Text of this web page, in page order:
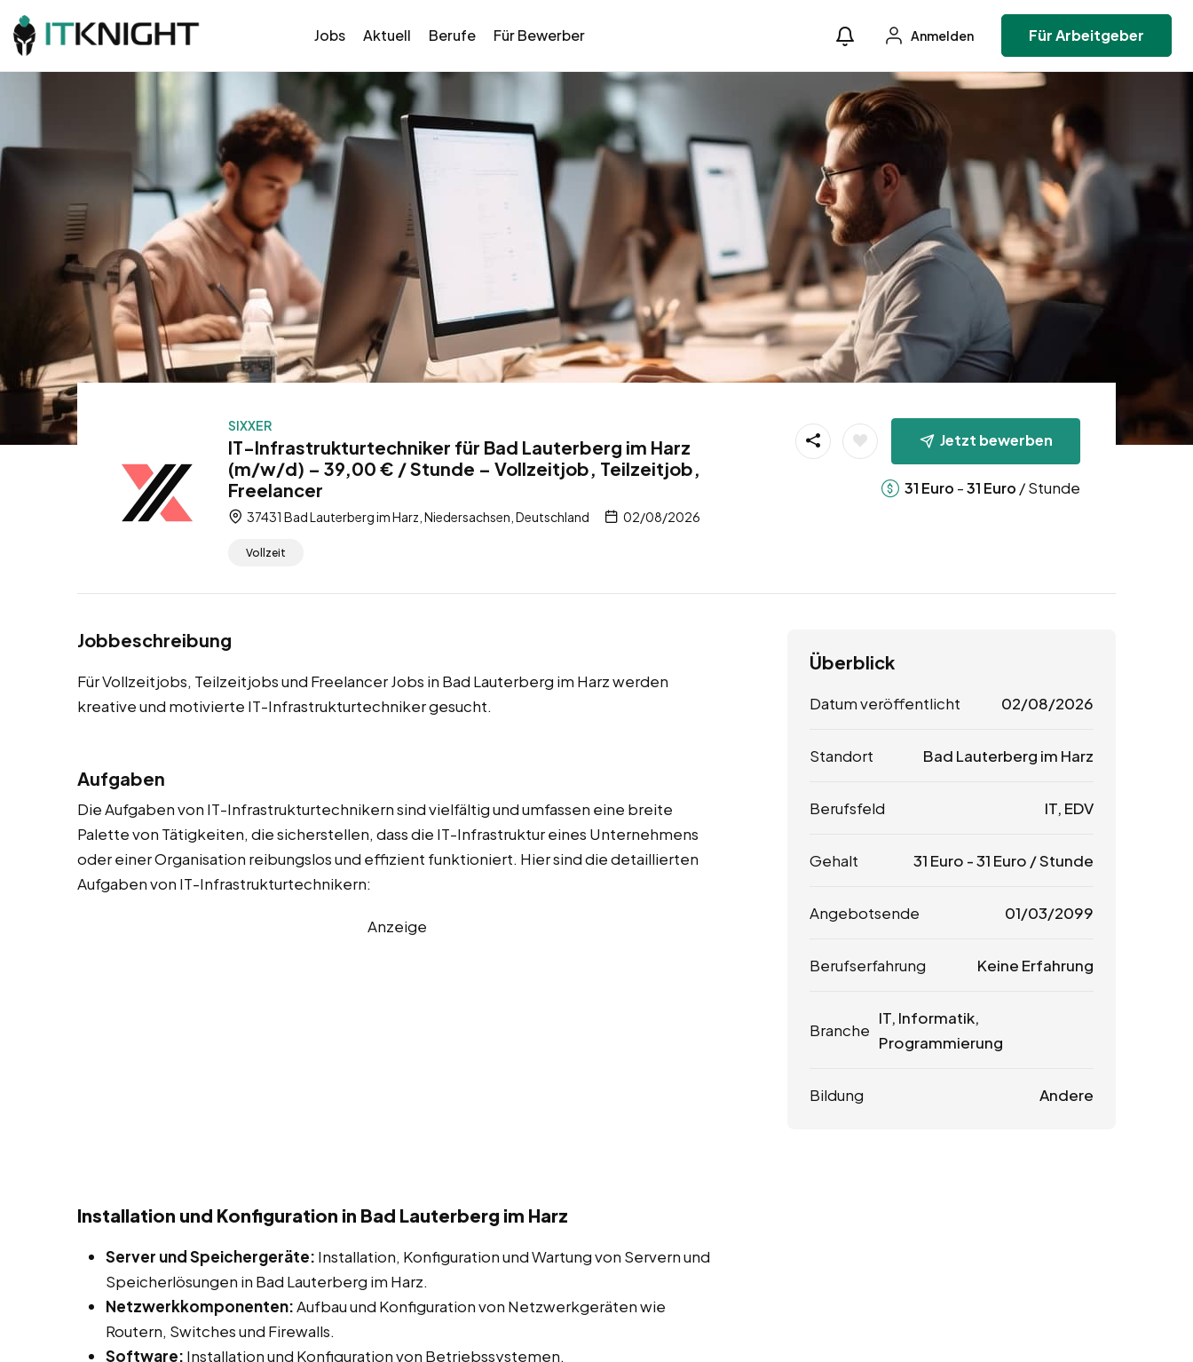
Jobs Aktuell Berufe Für Bewerber Anmelden Für Arbeitgeber
SIXXER
IT-Infrastrukturtechniker für Bad Lauterberg im Harz
(m/w/d) – 39,00 € / Stunde – Vollzeitjob, Teilzeitjob,
Freelancer
37431 Bad Lauterberg im Harz, Niedersachsen, Deutschland 02/08/2026
Vollzeit
Jetzt bewerben
31 Euro -31 Euro / Stunde
Jobbeschreibung
Für Vollzeitjobs, Teilzeitjobs und Freelancer Jobs in Bad Lauterberg im Harz werden
kreative und motivierte IT-Infrastrukturtechniker gesucht.
Aufgaben
Die Aufgaben von IT-Infrastrukturtechnikern sind vielfältig und umfassen eine breite
Palette von Tätigkeiten, die sicherstellen, dass die IT-Infrastruktur eines Unternehmens
oder einer Organisation reibungslos und effizient funktioniert. Hier sind die detaillierten
Aufgaben von IT-Infrastrukturtechnikern:
Anzeige
Installation und Konfiguration in Bad Lauterberg im Harz
Server und Speichergeräte: Installation, Konfiguration und Wartung von Servern und
Speicherlösungen in Bad Lauterberg im Harz.
Netzwerkkomponenten:Aufbau und Konfiguration von Netzwerkgeräten wie
Routern, Switches und Firewalls.
Software: Installation und Konfiguration von Betriebssystemen,
Überblick
Datum veröffentlicht 02/08/2026
Standort Bad Lauterberg im Harz
Berufsfeld IT, EDV
Gehalt 31 Euro -31 Euro / Stunde
Angebotsende 01/03/2099
Berufserfahrung Keine Erfahrung
Branche
IT, Informatik,
Programmierung
Bildung Andere